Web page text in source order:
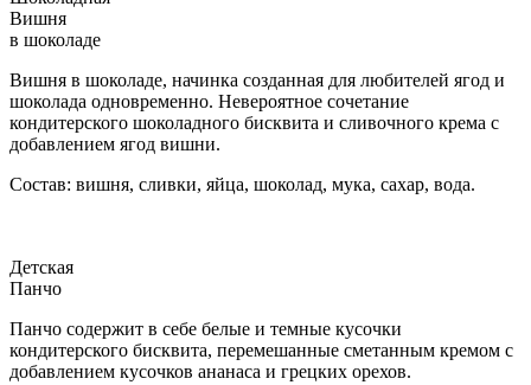
Вишня
в шоколаде
Вишня в шоколаде, начинка созданная для любителей ягод и
шоколада одновременно. Невероятное сочетание
кондитерского шоколадного бисквита и сливочного крема с
добавлением ягод вишни.
Состав: вишня, сливки, яйца, шоколад, мука, сахар, вода.
Детская
Панчо
Панчо содержит в себе белые и темные кусочки
кондитерского бисквита, перемешанные сметанным кремом с
добавлением кусочков ананаса и грецких орехов.